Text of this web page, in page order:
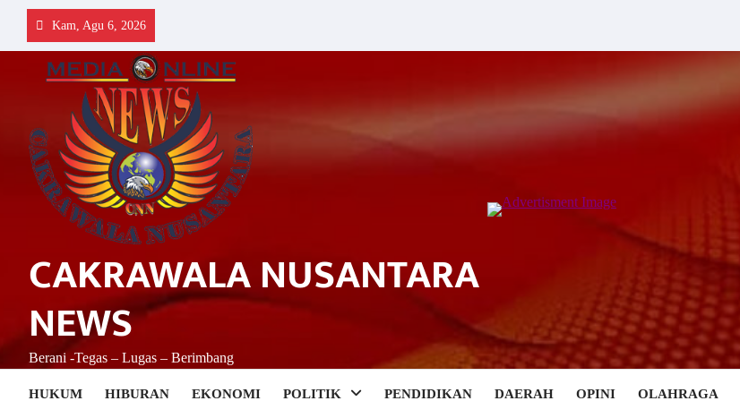
content
Kam, Agu 6, 2026
CAKRAWALA NUSANTARA
NEWS
Berani -Tegas – Lugas – Berimbang
HUKUM HIBURAN EKONOMI POLITIK PENDIDIKAN DAERAH OPINI OLAHRAGA